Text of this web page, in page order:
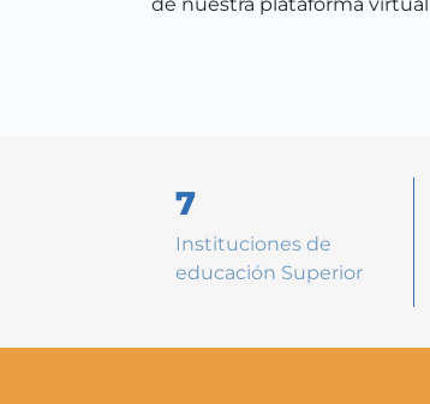
7
Instituciones de
educación Superior